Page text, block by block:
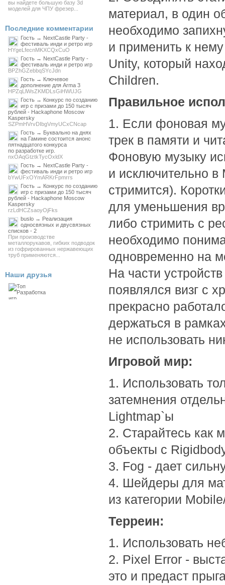
материал, в один
необходимо
и применить к
Unity, который
Children.
Правильное
1. Если фоновая
трек в памяти и
Фоновую музыку
и исключительно
стримится).
для уменьшения
либо стримить с
необходимо
одновременно на
На части
появлялся визг с
прекрасно
держаться в
не использовать
Игровой мир:
1. Использовать
затемнения
Lightmap`ы
2. Старайтесь как
объекты с
3. Fog - дает
4. Шейдеры для
из категории
Терреин:
1. Использовать
2. Pixel Error -
это и предаст
вы найдете большую базу 3d
моделей для ЧПУ фрезер...
Последние комментарии
Гость → NextCastle Party -
фестиваль инди и ретро игр
HYgeLfecnMKXCQxCuO
Гость → NextCastle Party -
фестиваль инди и ретро игр
BPZhGZebbqSYcJdn
Гость → Ключевое
дополнение для Arma 3
HPZqLlWsZKMDLsGiHWUJG
Гость → Конкурс по созданию
игр с призами до 150 тысяч
рублей - Hackaphone Moscow
Kaspersky
SZPmHVrvDIbgVmyUCxCNcap
Гость → Буквально на днях
на Гамине состоится анонс
пятнадцатого конкурса
по разработке игр.
nxOAqGtztkTycOxldX
Гость → NextCastle Party -
фестиваль инди и ретро игр
bYwUFxOYmARKrFpmrrs
Гость → Конкурс по созданию
игр с призами до 150 тысяч
рублей - Hackaphone Moscow
Kaspersky
rzLdHCZsaoyOjFks
buslo → Реализация
односвязных и двусвязных
списков - 2
При производстве
металлорукавов, гибких подводок
из гофрированных нержавеющих
труб применяются...
Наши друзья